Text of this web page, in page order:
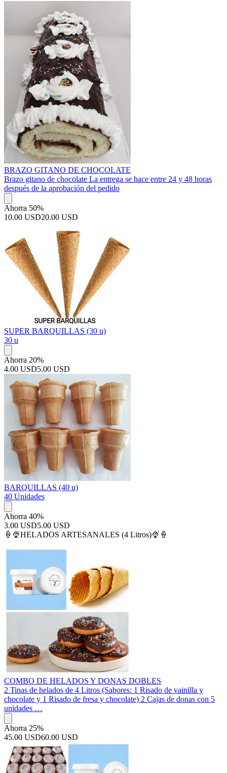
BRAZO GITANO DE CHOCOLATE
Brazo gitano de chocolate La entrega se hace entre 24 y 48 horas
después de la aprobación del pedido
Ahorra 50%
10.00 USD20.00 USD
SUPER BARQUILLAS (30 u)
30 u
Ahorra 20%
4.00 USD5.00 USD
BARQUILLAS (40 u)
40 Unidades
Ahorra 40%
3.00 USD5.00 USD
🍦🍨HELADOS ARTESANALES (4 Litros)🍨🍦
COMBO DE HELADOS Y DONAS DOBLES
2 Tinas de helados de 4 Litros (Sabores: 1 Risado de vainilla y
chocolate y 1 Risado de fresa y chocolate) 2 Cajas de donas con 5
unidades …
Ahorra 25%
45.00 USD60.00 USD